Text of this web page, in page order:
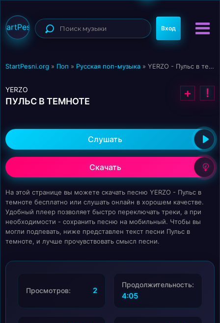
Вход
StartPesni.org » Поп » Русская поп-музыка » YERZO - Пульс в темноте
YERZO
ПУЛЬС В ТЕМНОТЕ
+ !
Слушать
Скачать
На этой странице вы можете скачать песню YERZO - Пульс в
темноте бесплатно или слушать онлайн в хорошем качестве.
Удобный плеер позволяет быстро переключать треки, а при
необходимости - сохранить песню на мобильный. Чтобы вы
могли подпевать, ниже представлен текст песни Пульс в
темноте, и лучше прочувствовать смысл песни.
Просмотров: 2
Продолжительность:
4:05